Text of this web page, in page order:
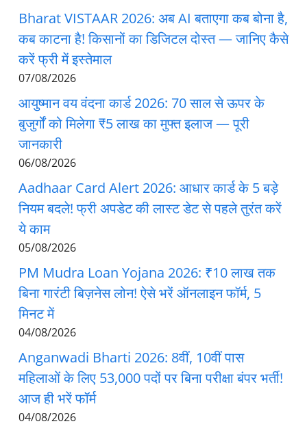
Bharat VISTAAR 2026: अब AI बताएगा कब बोना है,
कब काटना है! किसानों का डिजिटल दोस्त — जानिए कैसे
करें फ्री में इस्तेमाल
07/08/2026
आयुष्मान वय वंदना कार्ड 2026: 70 साल से ऊपर के
बुजुर्गों को मिलेगा ₹5 लाख का मुफ्त इलाज — पूरी
जानकारी
06/08/2026
Aadhaar Card Alert 2026: आधार कार्ड के 5 बड़े
नियम बदले! फ्री अपडेट की लास्ट डेट से पहले तुरंत करें
ये काम
05/08/2026
PM Mudra Loan Yojana 2026: ₹10 लाख तक
बिना गारंटी बिज़नेस लोन! ऐसे भरें ऑनलाइन फॉर्म, 5
मिनट में
04/08/2026
Anganwadi Bharti 2026: 8वीं, 10वीं पास
महिलाओं के लिए 53,000 पदों पर बिना परीक्षा बंपर भर्ती!
आज ही भरें फॉर्म
04/08/2026